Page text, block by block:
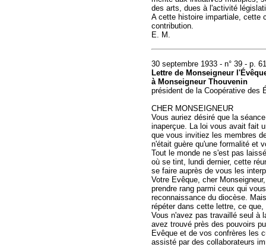
des arts, dues à l'activité
A cette histoire impartiale, cette
contribution.
E. M.
30 septembre 1933 - n° 39 - p.
Lettre de Monseigneur
à Monseigneur Thouvenin
président de la Coopérative des
CHER MONSEIGNEUR
Vous auriez désiré que la
inaperçue. La loi vous avait fait
que vous invitiez les membres
n'était guère qu'une formalité et
Tout le monde ne s'est pas
où se tint, lundi dernier, cette
se faire auprès de vous les
Votre Evêque, cher
prendre rang parmi ceux qui
reconnaissance du diocèse.
répéter dans cette lettre, ce
Vous n'avez pas travaillé seul à
avez trouvé près des pouvoirs
Evêque et de vos confrères les
assisté par des collaborateurs